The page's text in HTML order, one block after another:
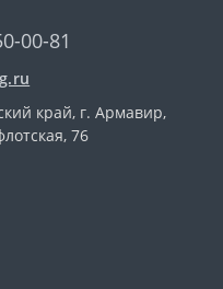
00-81
край, г. Армавир,
76